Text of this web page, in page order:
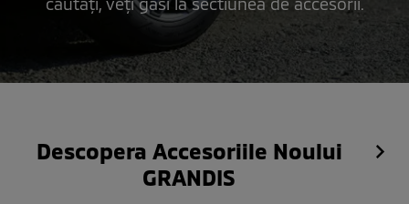
Descopera Accesoriile Noului
GRANDIS